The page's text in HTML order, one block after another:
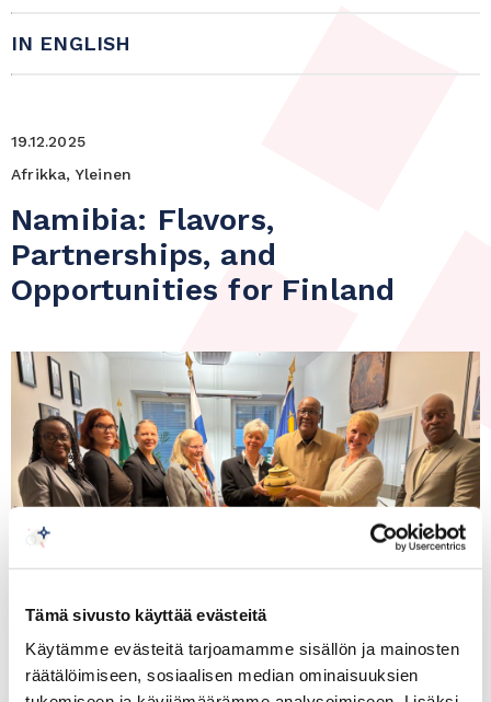
Tämä sivusto käyttää evästeitä
Käytämme evästeitä tarjoamamme sisällön ja mainosten
räätälöimiseen, sosiaalisen median ominaisuuksien
IN ENGLISH
19.12.2025
Afrikka, Yleinen
Namibia: Flavors,
Partnerships, and
Opportunities for Finland